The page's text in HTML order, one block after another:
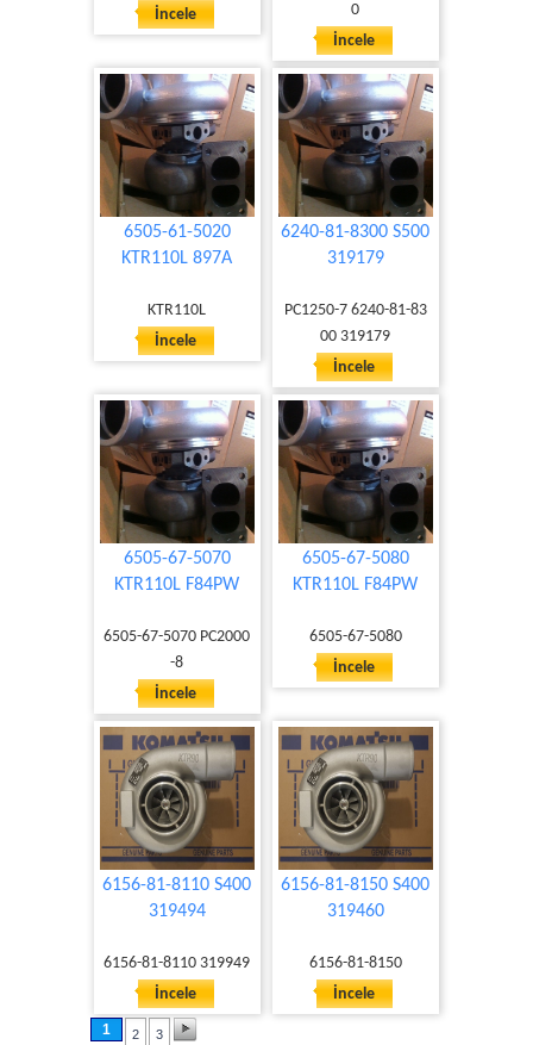
İncele
0
İncele
6505-61-5020
KTR110L 897A
KTR110L
İncele
6240-81-8300 S500
319179
PC1250-7 6240-81-83
00 319179
İncele
6505-67-5070
KTR110L F84PW
6505-67-5070 PC2000
-8
İncele
6505-67-5080
KTR110L F84PW
6505-67-5080
İncele
6156-81-8110 S400
319494
6156-81-8110 319949
İncele
6156-81-8150 S400
319460
6156-81-8150
İncele
1 2 3